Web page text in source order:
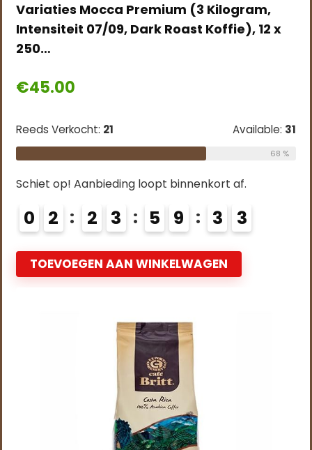
Variaties Mocca Premium (3 Kilogram,
Intensiteit 07/09, Dark Roast Koffie), 12 x
250…
€45.00
Reeds Verkocht: 21 Available: 31
68 %
Schiet op! Aanbieding loopt binnenkort af.
0 2 2 3 5 9 3 2
TOEVOEGEN AAN WINKELWAGEN